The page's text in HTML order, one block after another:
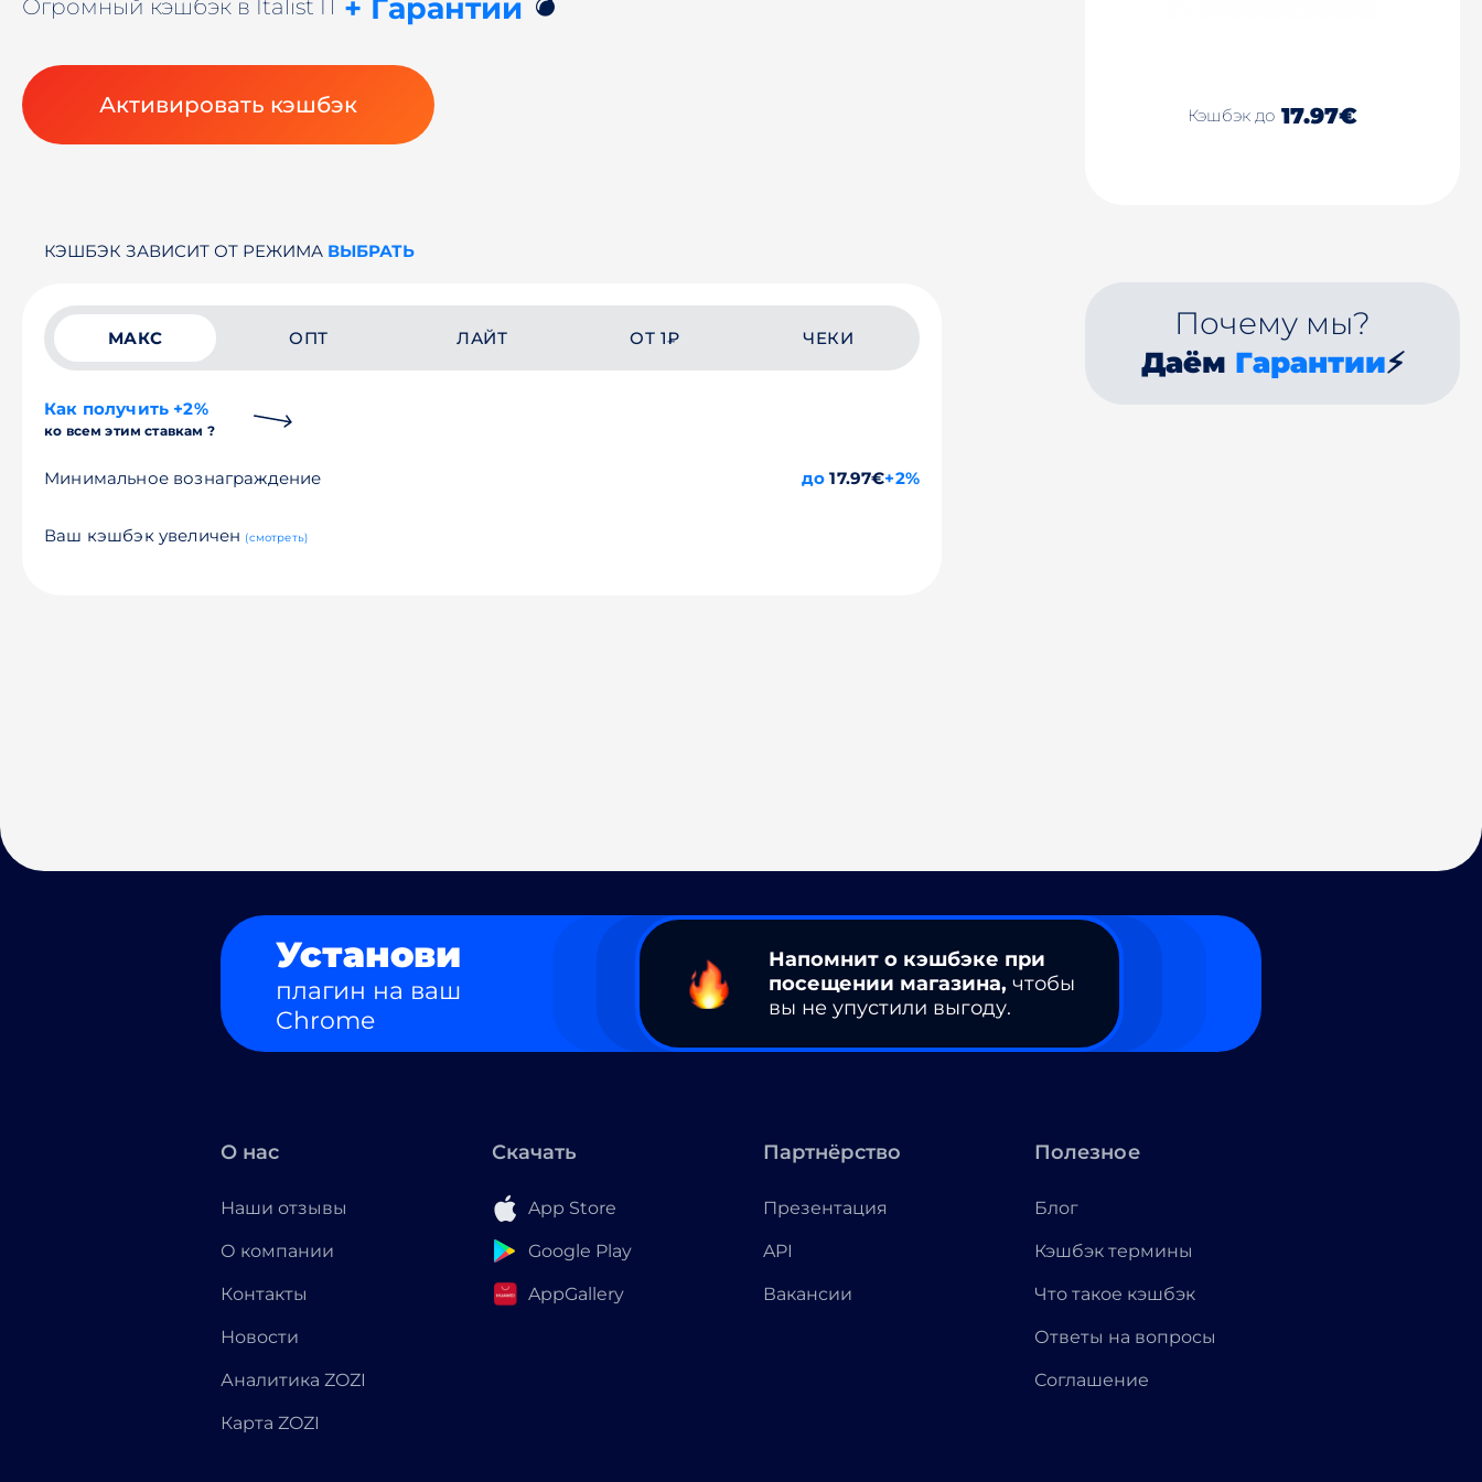
Огромный кэшбэк в Italist IT + Гарантии
Активировать кэшбэк Кэшбэк до 17.97€
КЭШБЭК ЗАВИСИТ ОТ РЕЖИМА ВЫБРАТЬ
МАКС ОПТ ЛАЙТ ОТ 1₽ ЧЕКИ
Как получить +2%
ко всем этим ставкам ?
Минимальное вознаграждение до 17.97€+2%
Ваш кэшбэк увеличен (смотреть)
Почему мы?
Даём Гарантии⚡
Установи
плагин на ваш
Chrome
Напомнит о кэшбэке при
посещении магазина, чтобы
вы не упустили выгоду.
О нас
Наши отзывы
О компании
Контакты
Новости
Аналитика ZOZI
Карта ZOZI
Скачать
App Store
Google Play
AppGallery
Партнёрство
Презентация
API
Вакансии
Полезное
Блог
Кэшбэк термины
Что такое кэшбэк
Ответы на вопросы
Соглашение